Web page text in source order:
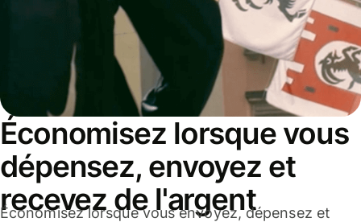
Économisez lorsque vous
dépensez, envoyez et
recevez de l'argent
Économisez lorsque vous envoyez, dépensez et